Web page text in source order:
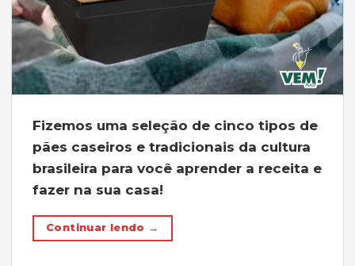
Fizemos uma seleção de cinco tipos de
pães caseiros e tradicionais da cultura
brasileira para você aprender a receita e
fazer na sua casa!
Continuar lendo →